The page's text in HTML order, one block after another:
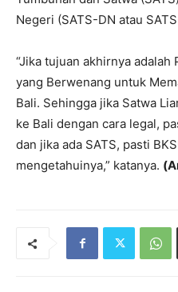
Negeri (SATS-DN atau
“Jika tujuan akhirnya
yang Berwenang untuk
Bali. Sehingga jika Satwa
ke Bali dengan cara legal,
dan jika ada SATS, pasti
mengetahuinya,” katanya.